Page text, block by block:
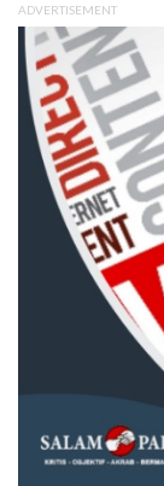
ADVERTISEMENT